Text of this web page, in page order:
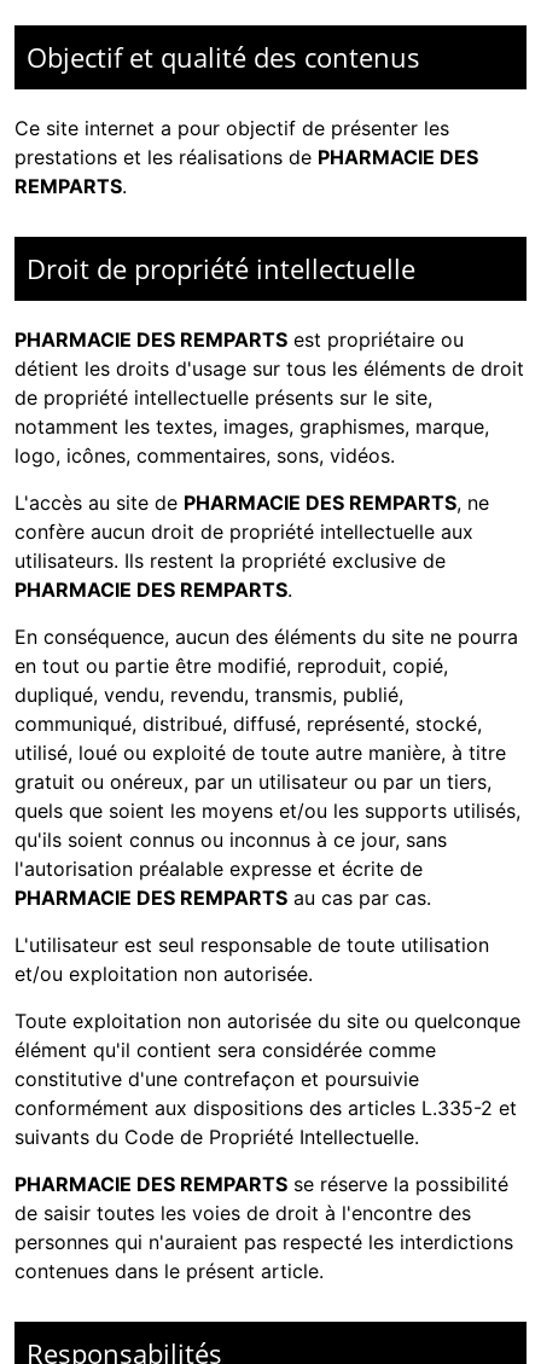
Objectif et qualité des contenus
Ce site internet a pour objectif de présenter les
prestations et les réalisations de PHARMACIE DES
REMPARTS.
Droit de propriété intellectuelle
PHARMACIE DES REMPARTS est propriétaire ou
détient les droits d'usage sur tous les éléments de droit
de propriété intellectuelle présents sur le site,
notamment les textes, images, graphismes, marque,
logo, icônes, commentaires, sons, vidéos.
L'accès au site de PHARMACIE DES REMPARTS, ne
confère aucun droit de propriété intellectuelle aux
utilisateurs. Ils restent la propriété exclusive de
PHARMACIE DES REMPARTS.
En conséquence, aucun des éléments du site ne pourra
en tout ou partie être modifié, reproduit, copié,
dupliqué, vendu, revendu, transmis, publié,
communiqué, distribué, diffusé, représenté, stocké,
utilisé, loué ou exploité de toute autre manière, à titre
gratuit ou onéreux, par un utilisateur ou par un tiers,
quels que soient les moyens et/ou les supports utilisés,
qu'ils soient connus ou inconnus à ce jour, sans
l'autorisation préalable expresse et écrite de
PHARMACIE DES REMPARTS au cas par cas.
L'utilisateur est seul responsable de toute utilisation
et/ou exploitation non autorisée.
Toute exploitation non autorisée du site ou quelconque
élément qu'il contient sera considérée comme
constitutive d'une contrefaçon et poursuivie
conformément aux dispositions des articles L.335-2 et
suivants du Code de Propriété Intellectuelle.
PHARMACIE DES REMPARTS se réserve la possibilité
de saisir toutes les voies de droit à l'encontre des
personnes qui n'auraient pas respecté les interdictions
contenues dans le présent article.
Responsabilités